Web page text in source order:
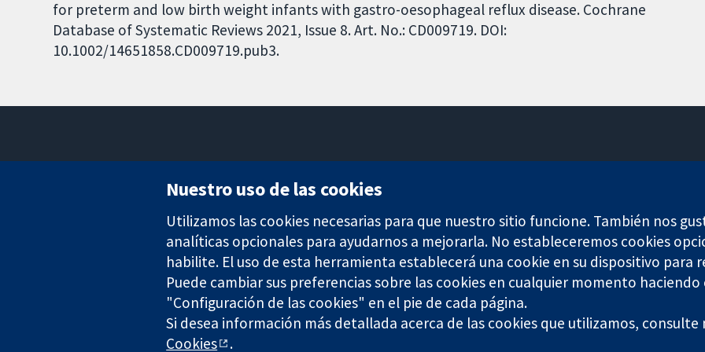
for preterm and low birth weight infants with gastro-oesophageal reflux disease. Cochrane
Database of Systematic Reviews 2021, Issue 8. Art. No.: CD009719. DOI:
10.1002/14651858.CD009719.pub3.
Londres
Reino Unido
The Cochrane Collaboration is a charity (no. 1045921) and a company limited by guarantee (no. 03044323) registered in England &
Nuestro uso de las cookies
Utilizamos las cookies necesarias para que nuestro sitio funcione. También nos
analíticas opcionales para ayudarnos a mejorarla. No estableceremos cookies
habilite. El uso de esta herramienta establecerá una cookie en su dispositivo para
Puede cambiar sus preferencias sobre las cookies en cualquier momento haciendo
"Configuración de las cookies" en el pie de cada página.
Si desea información más detallada acerca de las cookies que utilizamos, consulte
Cookies
.